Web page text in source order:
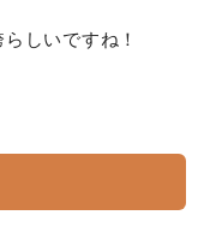
しいですね！